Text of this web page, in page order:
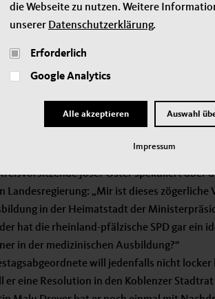
Pfalz
Josef Oster spekuliert
Landesregierung: „Mir ist dieses zögerliche
in der Heimatstadt der
hat die rheinland-pfälzische SPD gar ein
in der medizinischen Ausbildung?“
will jedenfalls nicht locker
eine Resolution in den Koblenzer
die Webseite zu nutzen. Weitere
unserer Datenschutzerklärung.
Erforderlich
Google Analytics
Alle akzeptieren Auswahl
Impressum